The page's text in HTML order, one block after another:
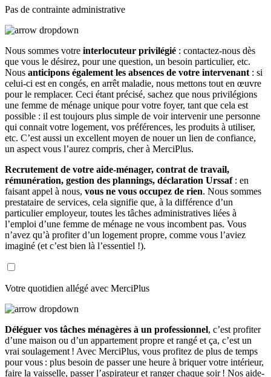
Pas de contrainte administrative
Nous sommes votre interlocuteur privilégié : contactez-nous dès
que vous le désirez, pour une question, un besoin particulier, etc.
Nous anticipons également les absences de votre intervenant : si
celui-ci est en congés, en arrêt maladie, nous mettons tout en œuvre
pour le remplacer. Ceci étant précisé, sachez que nous privilégions
une femme de ménage unique pour votre foyer, tant que cela est
possible : il est toujours plus simple de voir intervenir une personne
qui connait votre logement, vos préférences, les produits à utiliser,
etc. C’est aussi un excellent moyen de nouer un lien de confiance,
un aspect vous l’aurez compris, cher à MerciPlus.
Recrutement de votre aide-ménager, contrat de travail,
rémunération, gestion des plannings, déclaration Urssaf: en
faisant appel à nous, vous ne vous occupez de rien. Nous sommes
prestataire de services, cela signifie que, à la différence d’un
particulier employeur, toutes les tâches administratives liées à
l’emploi d’une femme de ménage ne vous incombent pas. Vous
n’avez qu’à profiter d’un logement propre, comme vous l’aviez
imaginé (et c’est bien là l’essentiel !).
Votre quotidien allégé avec MerciPlus
Déléguer vos tâches ménagères à un professionnel, c’est profiter
d’une maison ou d’un appartement propre et rangé et ça, c’est un
vrai soulagement ! Avec MerciPlus, vous profitez de plus de temps
pour vous : plus besoin de passer une heure à briquer votre intérieur,
faire la vaisselle, passer l’aspirateur et ranger chaque soir ! Nos aide-